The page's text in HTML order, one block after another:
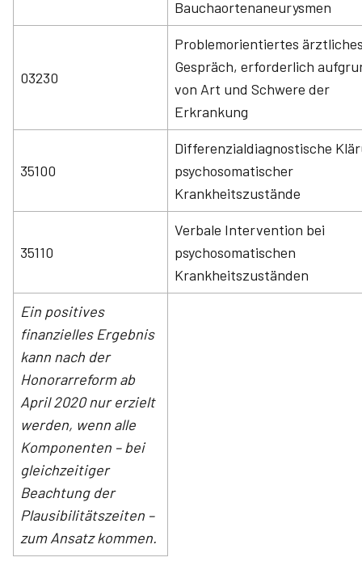
Bauchaortenaneurysmen
03230
Problemorientiertes
Gespräch, erforderlich
von Art und Schwere der
Erkrankung
35100
Differenzialdiagnostische
psychosomatischer
Krankheitszustände
35110
Verbale Intervention bei
psychosomatischen
Krankheitszuständen
Ein positives
finanzielles Ergebnis
kann nach der
Honorarreform ab
April 2020 nur erzielt
werden, wenn alle
Komponenten – bei
gleichzeitiger
Beachtung der
Plausibilitätszeiten –
zum Ansatz kommen.